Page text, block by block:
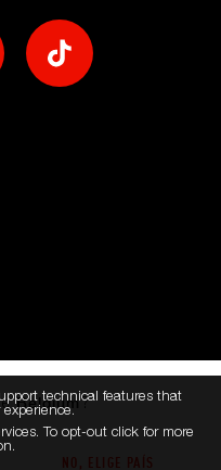
Belgium?
NO, ELIGE PAÍS
reservados.
technical features that
To opt-out click for more